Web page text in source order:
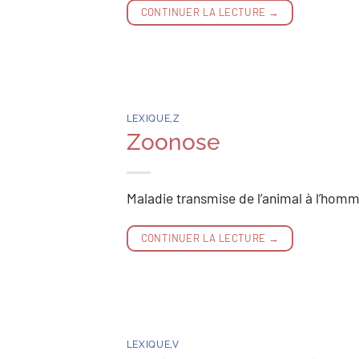
CONTINUER LA LECTURE →
LEXIQUE Z
Zoonose
Maladie transmise de l’animal à
CONTINUER LA LECTURE →
LEXIQUE,V